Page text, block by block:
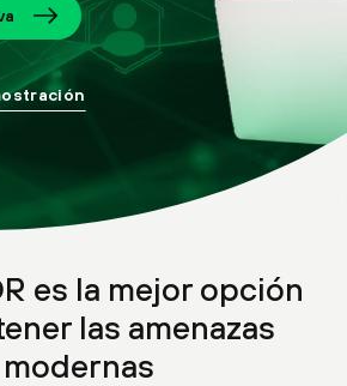
es la mejor opción
las amenazas
modernas